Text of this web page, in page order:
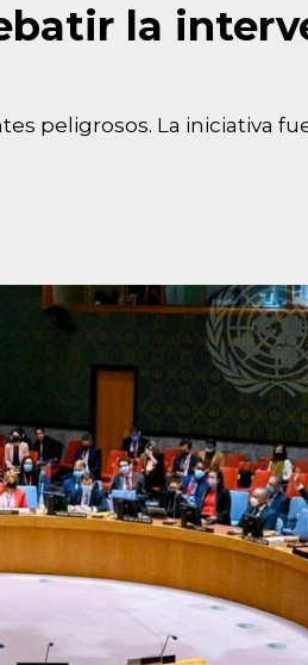
la
peligrosos. La iniciativa